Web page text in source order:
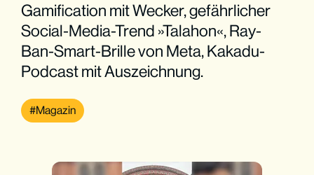
Gamification mit Wecker, gefährlicher
Social-Media-Trend »Talahon«, Ray-
Ban-Smart-Brille von Meta, Kakadu-
Podcast mit Auszeichnung.
Magazin